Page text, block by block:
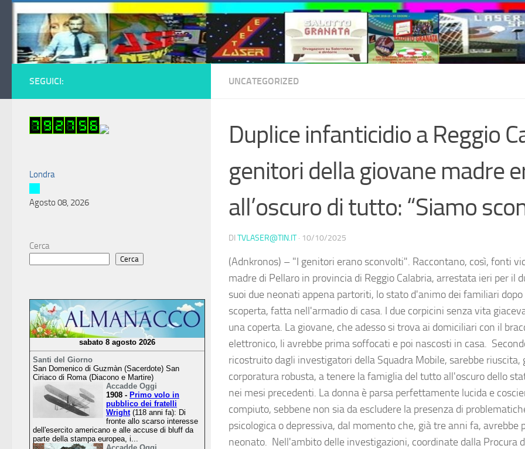
Salta al contenuto
UNCATEGORIZED
Duplice infanticidio a Reggio
genitori della giovane madre
all’oscuro di tutto: “Siamo
DI TVLASER@TIN.IT · 10/10/2025
(Adnkronos) – "I genitori erano sconvolti". Raccontano, così, fonti
madre di Pellaro in provincia di Reggio Calabria, arrestata ieri per il
suoi due neonati appena partoriti, lo stato d'animo dei familiari
scoperta, fatta nell'armadio di casa. I due corpicini senza vita
una coperta. La giovane, che adesso si trova ai domiciliari con il
elettronico, li avrebbe prima soffocati e poi nascosti in casa.
ricostruito dagli investigatori della Squadra Mobile, sarebbe riuscita,
corporatura robusta, a tenere la famiglia del tutto all'oscuro dello
nei mesi precedenti. La donna è parsa perfettamente lucida e
compiuto, sebbene non sia da escludere la presenza di
psicologica o depressiva, dal momento che, già tre anni fa, avrebbe
neonato. Nell'ambito delle investigazioni, coordinate dalla Procura
SEGUICI:
Londra
Agosto 08, 2026
Cerca
Cerca